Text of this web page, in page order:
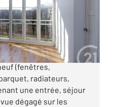
€
Appartement
(fenêtres,
radiateurs,
une entrée, séjour
dégagé sur les